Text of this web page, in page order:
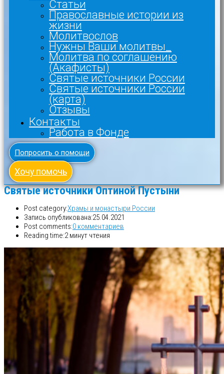
Статьи
Православные истории из
жизни
Молитвослов
Нужны Ваши молитвы_
Молитва по соглашению
(Акафисты)
Святые источники России
Святые источники России
(карта)
Отзывы
Контакты
Работа в Фонде
Попросить о помощи
Хочу помочь
Святые источники Оптиной Пустыни
Post category:Храмы и монастыри России
Запись опубликована:25.04.2021
Post comments:0 комментариев
Reading time:2 минут чтения